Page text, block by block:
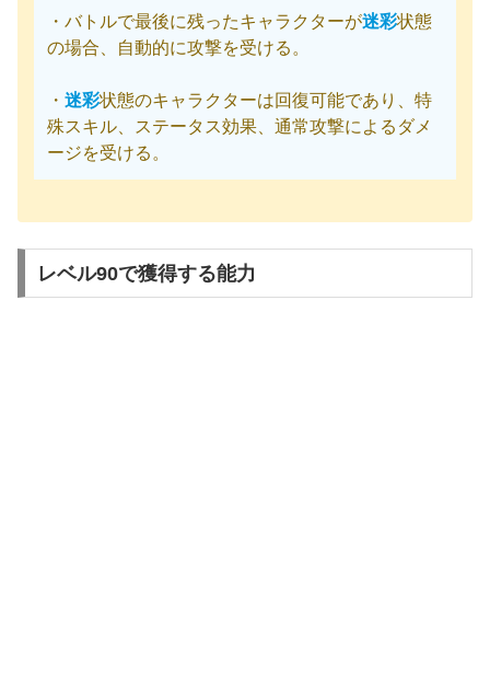
・バトルで最後に残ったキャラクターが迷彩状態
の場合、自動的に攻撃を受ける。
・ 迷彩状態のキャラクターは回復可能であり、特
殊スキル、ステータス効果、通常攻撃によるダメ
ージを受ける。
レベル90で獲得する能力